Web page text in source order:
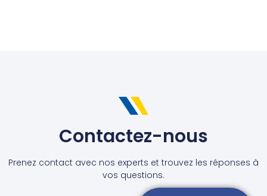
Contactez-nous
Prenez contact avec nos experts et trouvez les réponses à
vos questions.